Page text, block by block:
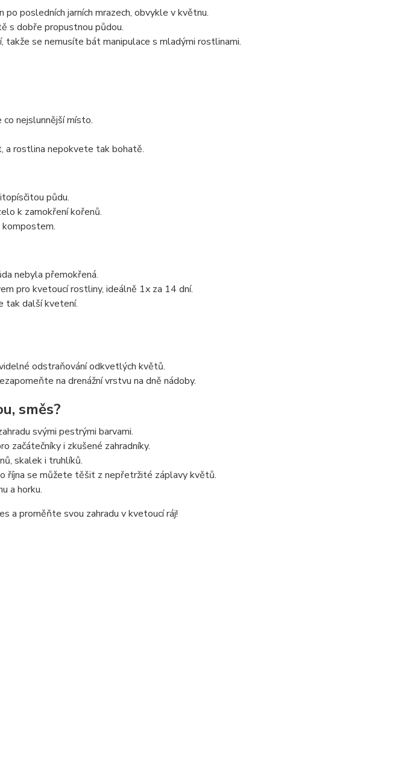
posledních jarních mrazech, obvykle v květnu.
s dobře propustnou půdou.
takže se nemusíte bát manipulace s mladými rostlinami.
nejslunnější místo.
a rostlina nepokvete tak bohatě.
půdu.
k zamokření kořenů.
nebyla přemokřená.
pro kvetoucí rostliny, ideálně 1x za 14 dní.
tak další kvetení.
odstraňování odkvetlých květů.
na drenážní vrstvu na dně nádoby.
směs?
svými pestrými barvami.
začátečníky i zkušené zahradníky.
skalek i truhlíků.
října se můžete těšit z nepřetržité záplavy květů.
a horku.
a proměňte svou zahradu v kvetoucí ráj!